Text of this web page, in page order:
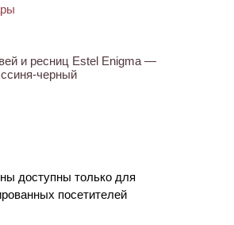
и ресниц Estel Enigma —
черный
доступны только для
посетителей